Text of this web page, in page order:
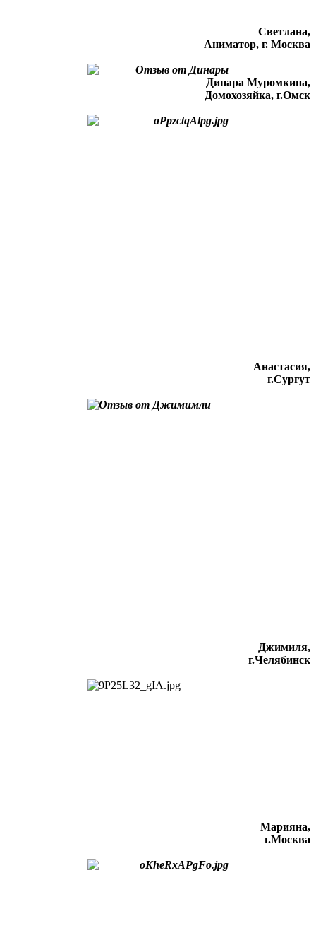
Светлана,
Аниматор, г. Москва
Динара Муромкина,
Домохозяйка, г.Омск
Анастасия,
г.Сургут
Джимиля,
г.Челябинск
Марияна,
г.Москва